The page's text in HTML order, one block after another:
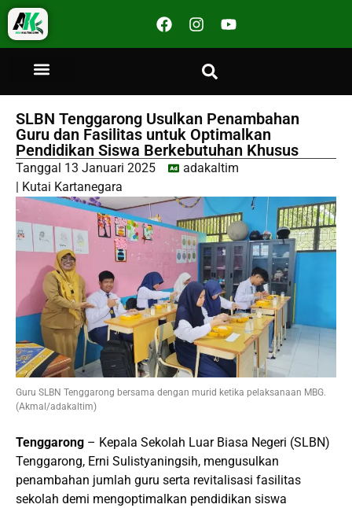
SLBN Tenggarong Usulkan Penambahan
Guru dan Fasilitas untuk Optimalkan
Pendidikan Siswa Berkebutuhan Khusus
Tanggal 13 Januari 2025
adakaltim
Kutai Kartanegara
Guru SLBN Tenggarong bersama dengan murid ketika pelaksanaan MBG.
(Akmal/adakaltim)
Tenggarong – Kepala Sekolah Luar Biasa Negeri (SLBN)
Tenggarong, Erni Sulistyaningsih, mengusulkan
penambahan jumlah guru serta revitalisasi fasilitas
sekolah demi mengoptimalkan pendidikan siswa